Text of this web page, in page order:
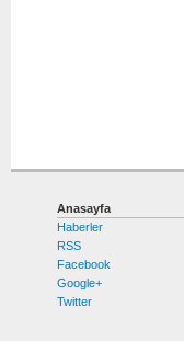
Anasayfa
Haberler
RSS
Facebook
Google+
Twitter